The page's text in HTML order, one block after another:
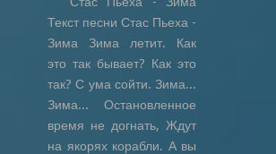
Текст песни Стас Пьеха -
Зима Зима летит. Как
это так бывает? Как это
так? С ума сойти. Зима...
Зима... Остановленное
время не догнать, Ждут
на якорях корабли. А вы